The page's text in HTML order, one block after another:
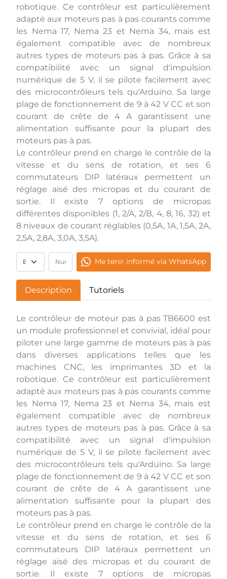
robotique. Ce contrôleur est particulièrement
adapté aux moteurs pas à pas courants comme
les Nema 17, Nema 23 et Nema 34, mais est
également compatible avec de nombreux
autres types de moteurs pas à pas. Grâce à sa
compatibilité avec un signal d'impulsion
numérique de 5 V, il se pilote facilement avec
des microcontrôleurs tels qu'Arduino. Sa large
plage de fonctionnement de 9 à 42 V CC et son
courant de crête de 4 A garantissent une
alimentation suffisante pour la plupart des
moteurs pas à pas.
Le contrôleur prend en charge le contrôle de la
vitesse et du sens de rotation, et ses 6
commutateurs DIP latéraux permettent un
réglage aisé des micropas et du courant de
sortie. Il existe 7 options de micropas
différentes disponibles (1, 2/A, 2/B, 4, 8, 16, 32) et
8 niveaux de courant réglables (0,5A, 1A, 1,5A, 2A,
2,5A, 2,8A, 3,0A, 3,5A).
Me tenir informé via WhatsApp
Description Tutoriels
Le contrôleur de moteur pas à pas TB6600 est
un module professionnel et convivial, idéal pour
piloter une large gamme de moteurs pas à pas
dans diverses applications telles que les
machines CNC, les imprimantes 3D et la
robotique. Ce contrôleur est particulièrement
adapté aux moteurs pas à pas courants comme
les Nema 17, Nema 23 et Nema 34, mais est
également compatible avec de nombreux
autres types de moteurs pas à pas. Grâce à sa
compatibilité avec un signal d'impulsion
numérique de 5 V, il se pilote facilement avec
des microcontrôleurs tels qu'Arduino. Sa large
plage de fonctionnement de 9 à 42 V CC et son
courant de crête de 4 A garantissent une
alimentation suffisante pour la plupart des
moteurs pas à pas.
Le contrôleur prend en charge le contrôle de la
vitesse et du sens de rotation, et ses 6
commutateurs DIP latéraux permettent un
réglage aisé des micropas et du courant de
sortie. Il existe 7 options de micropas